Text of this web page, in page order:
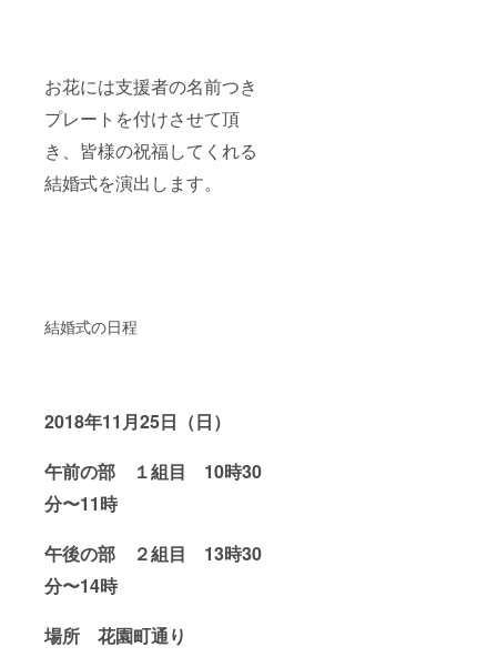
お花には支援者の名前つき
プレートを付けさせて頂
き、皆様の祝福してくれる
結婚式を演出します。
結婚式の日程
2018年11月25日（日）
午前の部 １組目 10時30
分〜11時
午後の部 ２組目 13時30
分〜14時
場所 花園町通り